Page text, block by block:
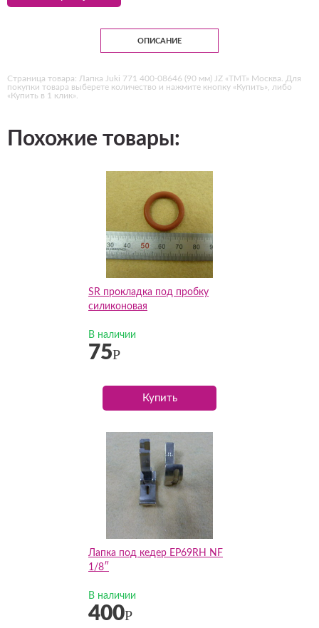
ОПИСАНИЕ
Страница товара: Лапка Juki 771 400-08646 (90 мм) JZ «ТМТ» Москва. Для
покупки товара выберете количество и нажмите кнопку «Купить», либо
«Купить в 1 клик».
Похожие товары:
SR прокладка под пробку
силиконовая
В наличии
75Р
Купить
Лапка под кедер EP69RH NF
1/8″
В наличии
400Р